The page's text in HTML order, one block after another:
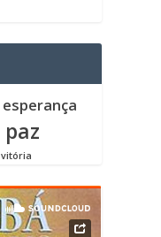
esperança
paz
vitória